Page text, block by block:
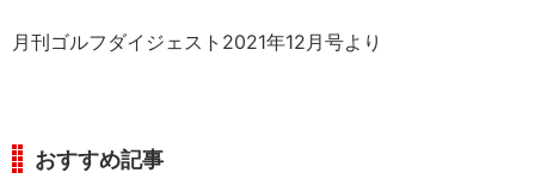
月刊ゴルフダイジェスト2021年12月号より
おすすめ記事